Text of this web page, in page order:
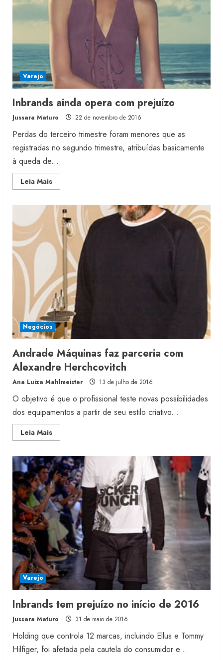
Varejo
Inbrands ainda opera com prejuízo
Jussara Maturo 22 de novembro de 2016
Perdas do terceiro trimestre foram menores que as
registradas no segundo trimestre, atribuídas basicamente
à queda de...
Leia MaisRead
more
ainda
opera
com
prejuízo
Negócios
Andrade Máquinas faz parceria com
Alexandre Herchcovitch
Ana Luiza Mahlmeister 13 de julho de 2016
O objetivo é que o profissional teste novas possibilidades
dos equipamentos a partir de seu estilo criativo...
Leia MaisRead
more
Máquinas
faz
parceria
com
Alexandre
Herchcovitch
Varejo
Inbrands tem prejuízo no início de 2016
Jussara Maturo 31 de maio de 2016
Holding que controla 12 marcas, incluindo Ellus e Tommy
Hilfiger, foi afetada pela cautela do consumidor e...